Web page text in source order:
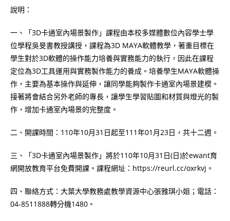
說明：
一、「3D卡通室內場景製作」課程由本校多媒體數位內容學士學
位學程吳旻書教授講授，課程為3D MAYA軟體教學，著重目標在
學生對於3D軟體的操作能力培養與實務能力的執行，因此在課程
定位為3D工具運用與實務製作能力的養成。培養學生MAYA軟體操
作，主要為基本操作與延伸，讓同學能夠製作卡通室內場景建模。
接著將會結合另外老師的專長，讓學生學習貼圖和材質與燈光的製
作，增加卡通室內場景的完整度。
二、開課時間：110年10月31日起至111年01月23日，共十二週。
三、「3D卡通室內場景製作」將於110年10月31日(日)於ewant育
網開放教育平台免費開課。課程網址：https://reurl.cc/oxrkvj。
四、聯絡方式：大葉大學教務處教學資源中心張雅琪小姐；電話：
04-8511888轉分機1480。